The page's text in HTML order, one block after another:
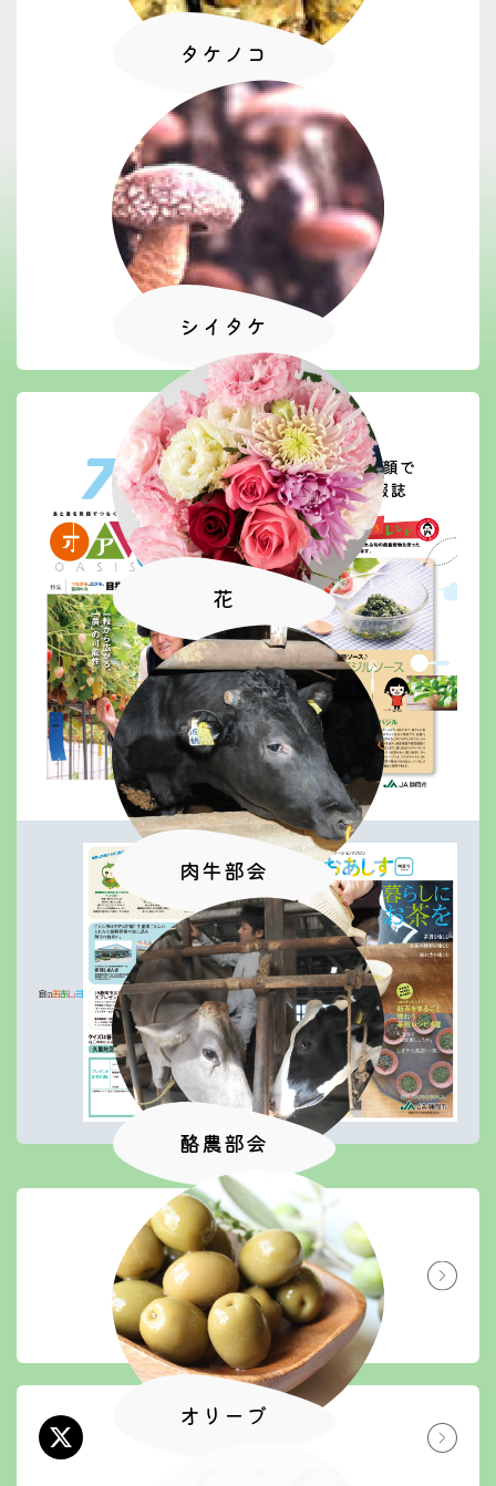
タケノコ
シイタケ
花
肉牛部会
酪農部会
オリーブ
採用情報
農の豊かさを次世代に
X